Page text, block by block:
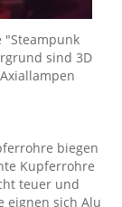
"Steampunk
sind 3D
biegen
Kupferrohre
teuer und
eignen sich Alu